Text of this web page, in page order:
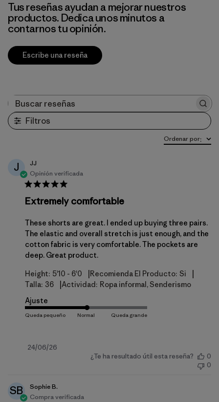
Tus reseñas ayudan a mejorar nuestros
productos. Dedica unos minutos a
contarnos tu opinión.
Escribe una reseña
Filtros
Ordenar por:
J
JJ
Opinión verificada
Extremely comfortable
These shorts are great. I ended up buying three pairs.
The elastic and overall stretch is just enough, and the
cotton fabric is very comfortable. The pockets are
deep. Great product.
Height: 5'10 - 6'0 Recomienda El Producto: Si
Talla: 36 Actividad: Ropa informal, Senderismo
Ajuste
Fecha
24/06/26
¿Te ha resultado útil esta reseña?
0
0
SB
Sophie B.
Compra verificada